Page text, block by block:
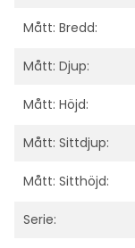
Mått: Bredd:
Mått: Djup:
Mått: Höjd:
Mått: Sittdjup:
Mått: Sitthöjd:
Serie: